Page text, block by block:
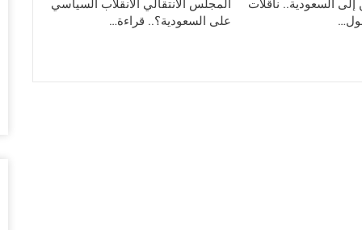
السعودية.. ناقلات
المجلس الانتقالي الانقلاب السياسي
على السعودية؟.. قراءة…